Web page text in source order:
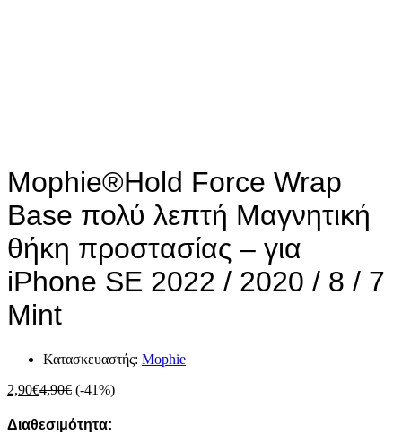
Mophie®Hold Force Wrap
Base πολύ λεπτή Μαγνητική
θήκη προστασίας – για
iPhone SE 2022 / 2020 / 8 / 7
Mint
Κατασκευαστής: Mophie
2,90€4,90€ (-41%)
Διαθεσιμότητα: